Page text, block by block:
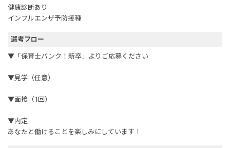
健康診断あり
インフルエンザ予防接種
選考フロー
▼「保育士バンク！新卒」よりご応募ください
▼見学（任意）
▼面接（1回）
▼内定
あなたと働けることを楽しみにしています！